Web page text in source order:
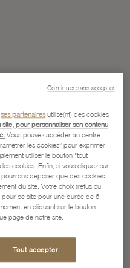
ses partenairesutilise(nt) des cookies
pour personnaliser son contenu
Vous pouvez accéder au centre
les cookies” pour exprimer
utiliser le bouton "tout
cookies. Enfin, si vous cliquez sur
déposer que des cookies
du site. Votre choix (refus ou
pour ce site pour une durée de 6
en cliquant sur le bouton
page de notre site.
Tout accepter
Continuer sans accepter